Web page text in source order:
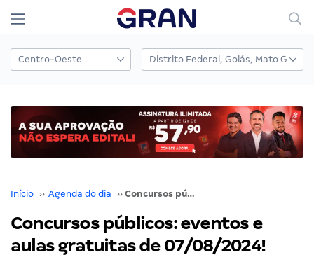
Início ›› Agenda do dia ›› Concursos públicos: eventos e aulas gratuitas de 07/08/2024!
Concursos públicos: eventos e
aulas gratuitas de 07/08/2024!